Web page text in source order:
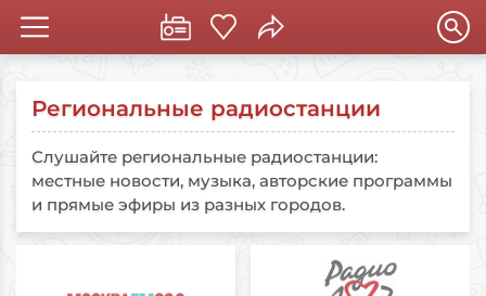
Региональные радиостанции
Слушайте региональные радиостанции:
местные новости, музыка, авторские программы
и прямые эфиры из разных городов.